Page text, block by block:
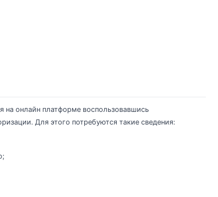
на онлайн платформе воспользовавшись
Для этого потребуются такие сведения: